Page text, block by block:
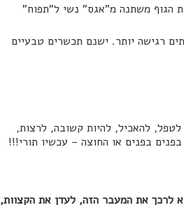
הגוף משתנה מ"אגס" נשי ל"תפוח"
רגישה יותר. ישנם תכשרים טבעיים
להאכיל, להיות קשובה, לרצות,
בפנים או החוצה – עכשיו תורי!!!
לרכך את המעבר הזה, לעדן את הקצוות,